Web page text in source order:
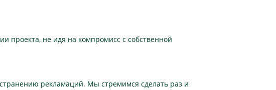
проекта, не идя на компромисс с собственной
рекламаций. Мы стремимся сделать раз и